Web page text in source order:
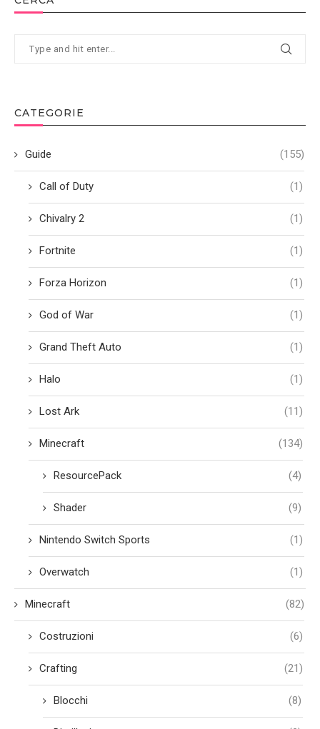
CATEGORIE
Guide (155)
Call of Duty (1)
Chivalry 2 (1)
Fortnite (1)
Forza Horizon (1)
God of War (1)
Grand Theft Auto (1)
Halo (1)
Lost Ark (11)
Minecraft (134)
ResourcePack (4)
Shader (9)
Nintendo Switch Sports (1)
Overwatch (1)
Minecraft (82)
Costruzioni (6)
Crafting (21)
Blocchi (8)